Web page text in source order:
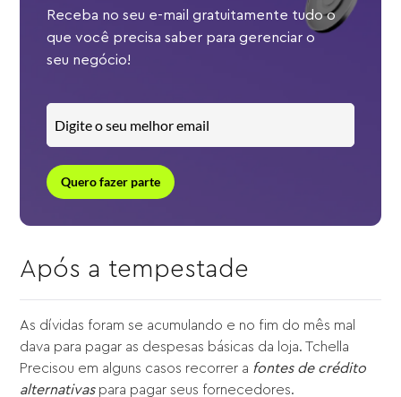
Receba no seu e-mail gratuitamente tudo o
que você precisa saber para gerenciar o
seu negócio!
Quero fazer parte
Após a tempestade
As dívidas foram se acumulando e no fim do mês mal
dava para pagar as despesas básicas da loja. Tchella
Precisou em alguns casos recorrer a fontes de crédito
alternativaspara pagar seus fornecedores.